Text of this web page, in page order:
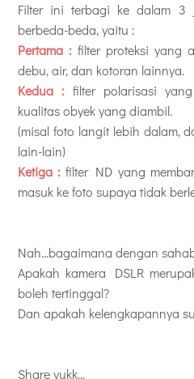
Filter ini terbagi ke dalam 3
berbeda-beda, yaitu :
Pertama : filter proteksi yang
debu, air, dan kotoran lainnya.
Kedua : filter polarisasi
kualitas obyek yang diambil.
(misal foto langit lebih dalam,
lain-lain)
Ketiga : filter ND yang
masuk ke foto supaya tidak
Nah...bagaimana dengan
Apakah kamera DSLR
boleh tertinggal?
Dan apakah kelengkapannya
Share yukk...